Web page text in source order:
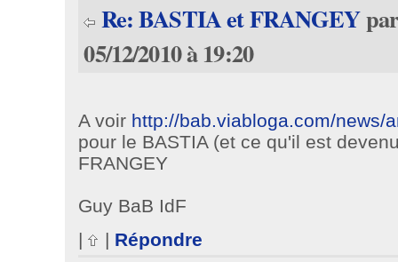
Re: BASTIA et FRANGEY
05/12/2010 à 19:20
A voir http://bab.viabloga.com/news/
pour le BASTIA (et ce qu'il est
FRANGEY
Guy BaB IdF
|
| Répondre